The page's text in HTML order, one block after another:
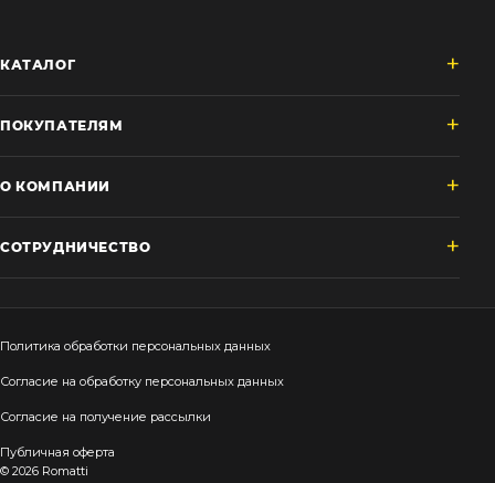
КАТАЛОГ
ПОКУПАТЕЛЯМ
О КОМПАНИИ
СОТРУДНИЧЕСТВО
Политика обработки персональных данных
Согласие на обработку персональных данных
Согласие на получение рассылки
Публичная оферта
© 2026 Romatti